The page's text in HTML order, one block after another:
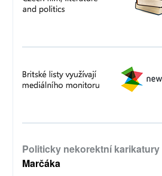
Politicky nekorektní karikatury
Marčáka